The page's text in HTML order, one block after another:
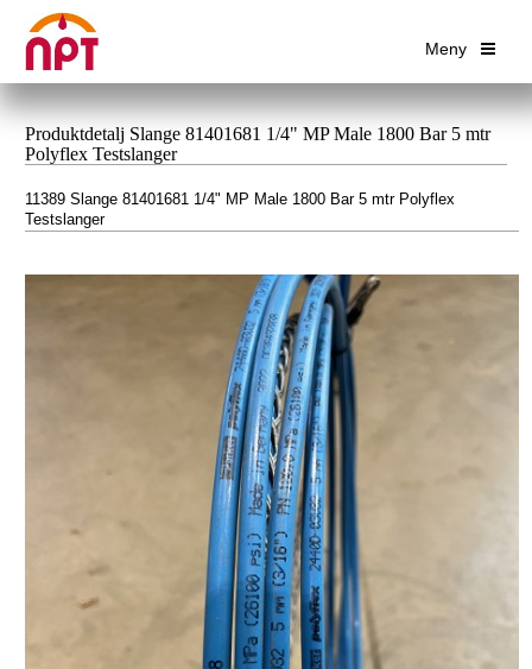
Meny
Produktdetalj Slange 81401681 1/4" MP Male 1800 Bar 5 mtr
Polyflex Testslanger
11389 Slange 81401681 1/4" MP Male 1800 Bar 5 mtr Polyflex
Testslanger